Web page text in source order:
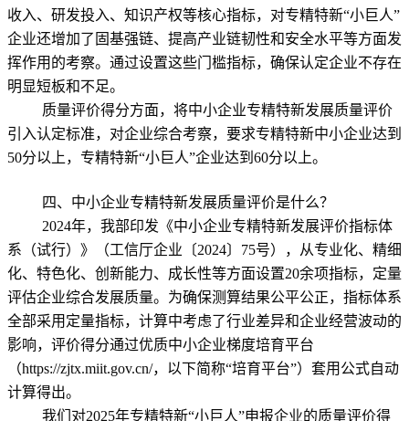
收入、研发投入、知识产权等核心指标，对专精特新“小巨人”
企业还增加了固基强链、提高产业链韧性和安全水平等方面发
挥作用的考察。通过设置这些门槛指标，确保认定企业不存在
明显短板和不足。
质量评价得分方面，将中小企业专精特新发展质量评价
引入认定标准，对企业综合考察，要求专精特新中小企业达到
50分以上，专精特新“小巨人”企业达到60分以上。
四、中小企业专精特新发展质量评价是什么？
2024年，我部印发《中小企业专精特新发展评价指标体
系（试行）》（工信厅企业〔2024〕75号），从专业化、精细
化、特色化、创新能力、成长性等方面设置20余项指标，定量
评估企业综合发展质量。为确保测算结果公平公正，指标体系
全部采用定量指标，计算中考虑了行业差异和企业经营波动的
影响，评价得分通过优质中小企业梯度培育平台
（https://zjtx.miit.gov.cn/，以下简称“培育平台”）套用公式自动
计算得出。
我们对2025年专精特新“小巨人”申报企业的质量评价得